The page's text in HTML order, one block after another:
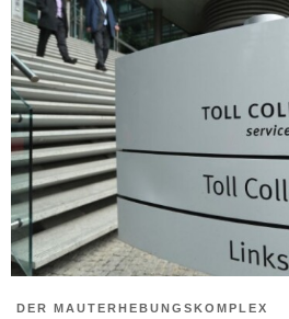
DER MAUTERHEBUNGSKOMPLEX